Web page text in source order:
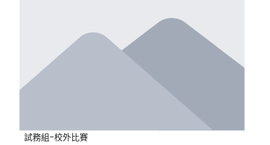
試務組-校外比賽